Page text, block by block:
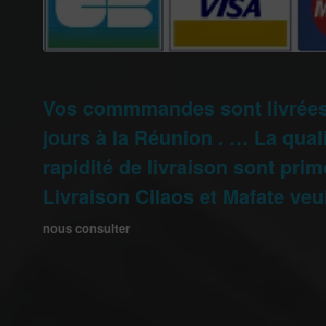
Vos commmandes sont
jours à la Réunion . … La
rapidité de livraison sont
Livraison Cilaos et Mafate
nous consulter